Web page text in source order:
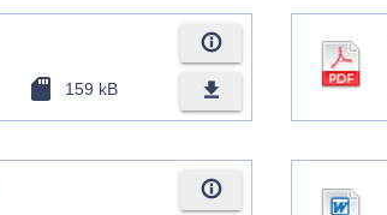
sd_card 159 kB
info_outline
file_download
info_outline